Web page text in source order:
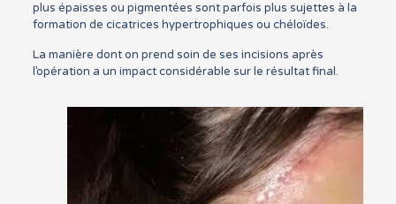
plus épaisses ou pigmentées sont parfois plus sujettes à la
formation de cicatrices hypertrophiques ou chéloïdes.
La manière dont on prend soin de ses incisions après
l’opération a un impact considérable sur le résultat final.